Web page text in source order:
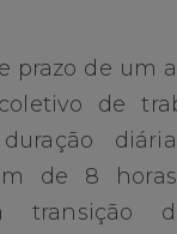
prazo de um
de
de 8
transição